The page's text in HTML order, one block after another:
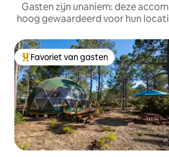
Gasten zijn unaniem: deze
hoog gewaardeerd voor hun
Topfavoriet van gasten
Favoriet van gasten